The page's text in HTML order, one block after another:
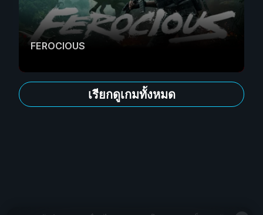
FEROCIOUS
เรียกดูเกมทั้งหมด